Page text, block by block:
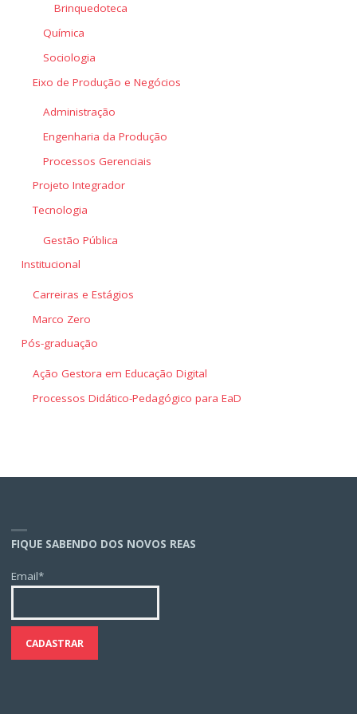
Brinquedoteca
Química
Sociologia
Eixo de Produção e Negócios
Administração
Engenharia da Produção
Processos Gerenciais
Projeto Integrador
Tecnologia
Gestão Pública
Institucional
Carreiras e Estágios
Marco Zero
Pós-graduação
Ação Gestora em Educação Digital
Processos Didático-Pedagógico para EaD
FIQUE SABENDO DOS NOVOS REAS
Email*